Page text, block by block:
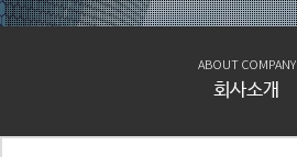
ABOUT COMPANY
회사소개